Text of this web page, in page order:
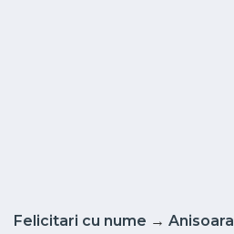
Felicitari cu nume → Anisoara